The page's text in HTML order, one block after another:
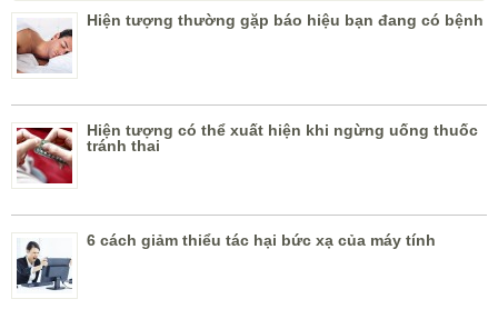
Hiện tượng thường gặp báo hiệu bạn đang có bệnh
Hiện tượng có thể xuất hiện khi ngừng uống thuốc
tránh thai
6 cách giảm thiểu tác hại bức xạ của máy tính